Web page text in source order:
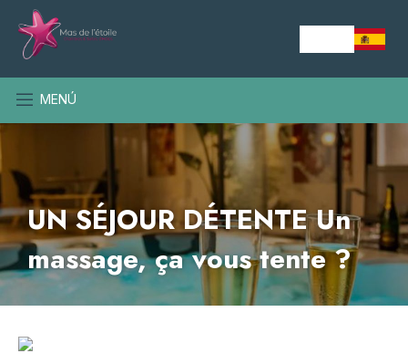
MENÚ
UN SÉJOUR DÉTENTE Un
massage, ça vous tente ?